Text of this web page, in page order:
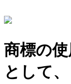
商標の
として